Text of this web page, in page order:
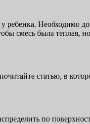
ребенка. Необходимо
смесь была теплая,
статью, в
по